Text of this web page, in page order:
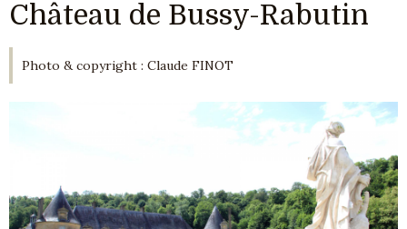
Album
Contact
Sondages
Château de Bussy-Rabutin
Photo & copyright : Claude FINOT